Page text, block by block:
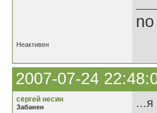
Неактивен
2007-07-24
сергей несин
Забанен
...я